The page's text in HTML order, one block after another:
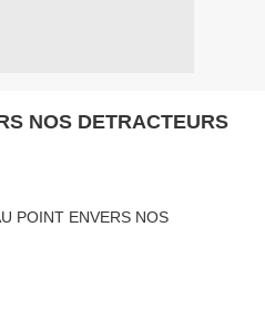
NOS DETRACTEURS